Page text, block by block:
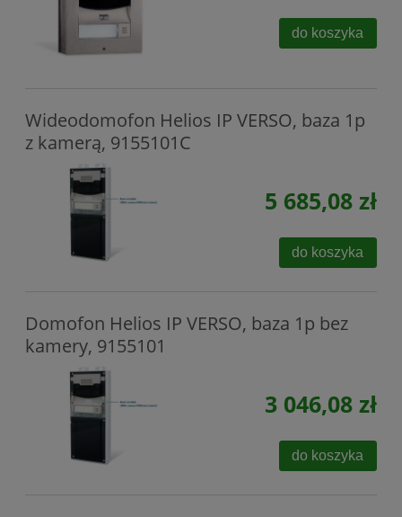
do koszyka
Wideodomofon Helios IP VERSO, baza 1p
z kamerą, 9155101C
5 685,08 zł
do koszyka
Domofon Helios IP VERSO, baza 1p bez
kamery, 9155101
3 046,08 zł
do koszyka